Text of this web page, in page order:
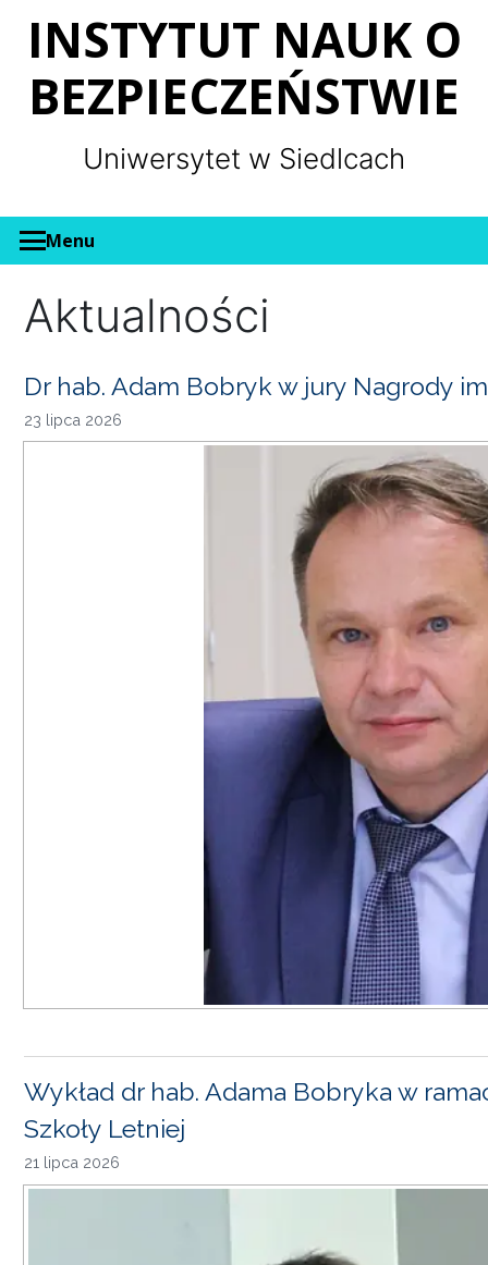
INSTYTUT NAUK O
BEZPIECZEŃSTWIE
Uniwersytet w Siedlcach
Menu
Aktualności
Dr hab. Adam Bobryk w jury Nagrody
23 lipca 2026
Wykład dr hab. Adama Bobryka w
Szkoły Letniej
21 lipca 2026